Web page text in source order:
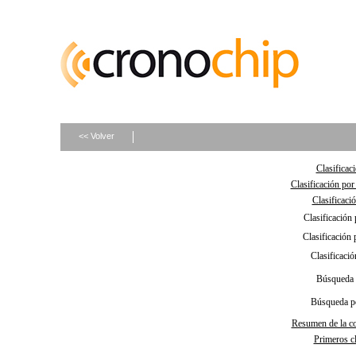
<< Volver
Clasificación por
Clasificación
Clasificación
Búsqueda
Resumen de la
Primeros